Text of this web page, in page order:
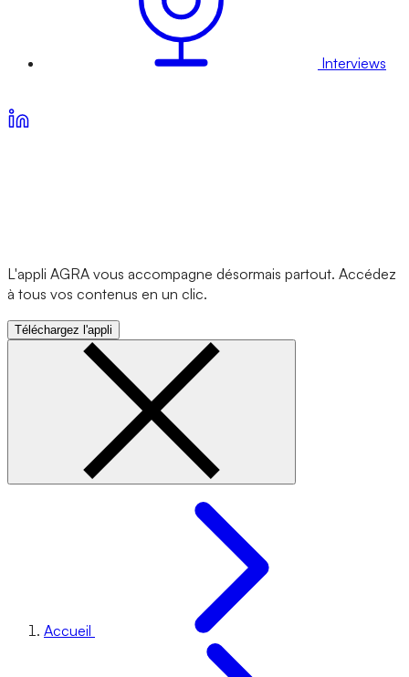
Interviews
L'appli AGRA vous accompagne désormais partout. Accédez
à tous vos contenus en un clic.
Téléchargez l'appli
Accueil